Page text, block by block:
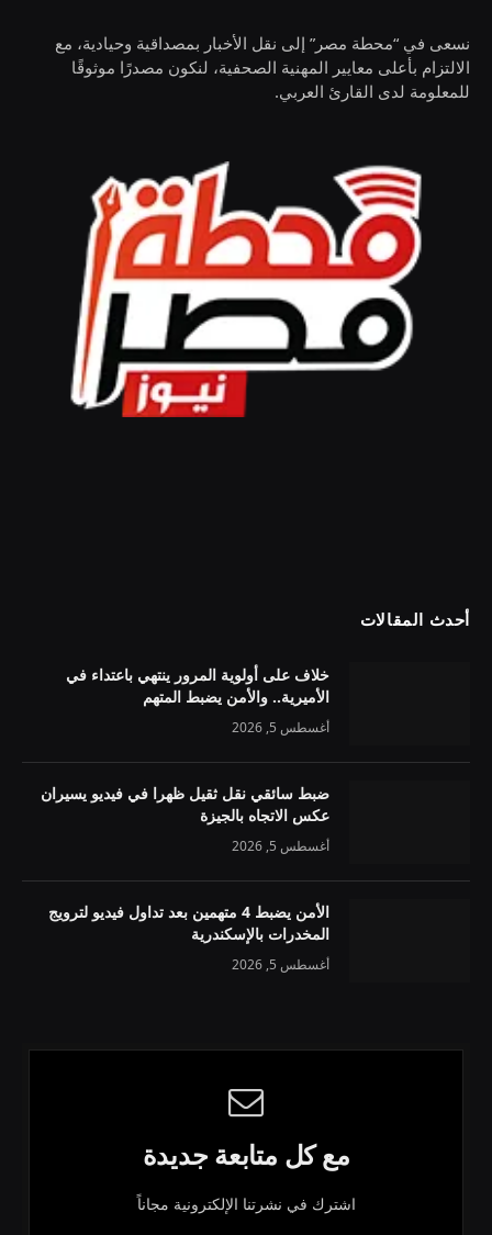
نسعى في “محطة مصر” إلى نقل الأخبار بمصداقية وحيادية، مع
الالتزام بأعلى معايير المهنية الصحفية، لنكون مصدرًا موثوقًا
للمعلومة لدى القارئ العربي.
أحدث المقالات
خلاف على أولوية المرور ينتهي باعتداء في
الأميرية.. والأمن يضبط المتهم
أغسطس 5, 2026
ضبط سائقي نقل ثقيل ظهرا في فيديو يسيران
عكس الاتجاه بالجيزة
أغسطس 5, 2026
الأمن يضبط 4 متهمين بعد تداول فيديو لترويج
المخدرات بالإسكندرية
أغسطس 5, 2026
مع كل متابعة جديدة
اشترك في نشرتنا الإلكترونية مجاناً